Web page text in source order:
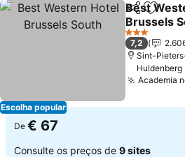
Escolha popular
Partilhar
Best
Brussels
3 Estrelas
7,2
Sint-
Huldenberg
Academia
De € 67
Consulte os preços de 9 sites